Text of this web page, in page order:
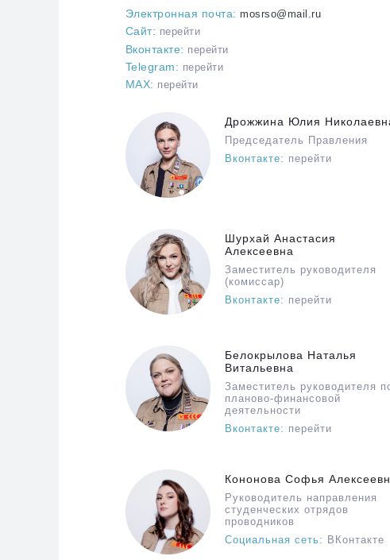
Электронная почта: mosrso@mail.ru
Сайт: перейти
Вконтакте: перейти
Telegram: перейти
МАХ: перейти
Дрожжина Юлия
Председатель Правления
Вконтакте: перейти
Шурхай Анастасия
Алексеевна
Заместитель руководителя
(комиссар)
Вконтакте: перейти
Белокрылова Наталья
Витальевна
Заместитель руководителя
планово-финансовой
деятельности
Вконтакте: перейти
Кононова Софья
Руководитель направления
студенческих отрядов
проводников
Социальная сеть: ВКонтакте